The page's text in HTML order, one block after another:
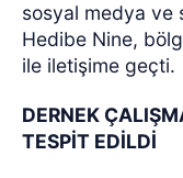
sosyal medya ve
Hedibe Nine,
ile iletişime geçti.
DERNEK
TESPİT EDİLDİ